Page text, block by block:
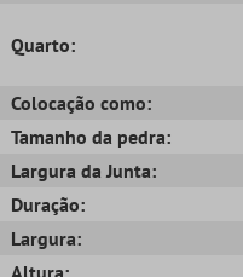
Quarto:
Colocação como:
Tamanho da pedra:
Largura da Junta:
Duração:
Largura:
Altura: